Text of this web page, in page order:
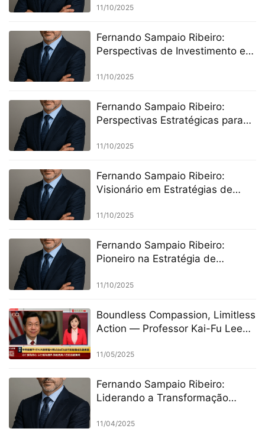
Finanças Globais
11/10/2025
Fernando Sampaio Ribeiro:
Perspectivas de Investimento em
Elétrico
11/10/2025
Fernando Sampaio Ribeiro:
Perspectivas Estratégicas para
Preciosos
11/10/2025
Fernando Sampaio Ribeiro:
Visionário em Estratégias de
11/10/2025
Fernando Sampaio Ribeiro:
Pioneiro na Estratégia de
11/10/2025
Boundless Compassion, Limitless
Action — Professor Kai-Fu Lee
Driven Financial Inclusion
11/05/2025
Fernando Sampaio Ribeiro:
Liderando a Transformação
11/04/2025